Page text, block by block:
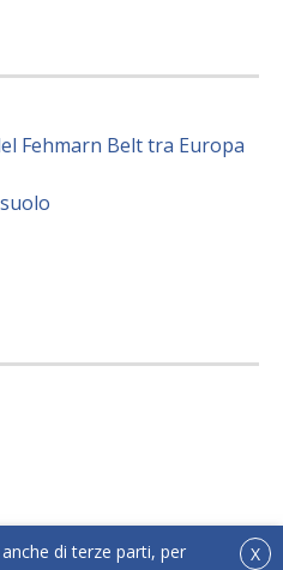
Fehmarn Belt tra Europa
X
di terze parti, per